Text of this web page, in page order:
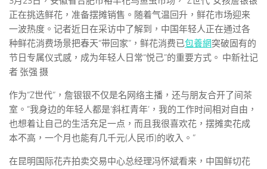
正在挑选鲜花，准备摆摊销售。随着气温回升，鲜花市场迎来
一波热度。记者近日在采访中了解到，中国年轻人正在通过各
种鲜花消费场景把春天“带回家”，鲜花消费已包養網突破固有的
节日专属仪式感，成为年轻人日常“悦己”的重要方式。 中新社记
者 张强 摄
作为“Z世代”，詹银银不仅是名网络主播，还与朋友合开了间茶
室。“我身边的年轻人都是‘斜杠青年’，我的工作时间相对自由，
也想着让自己的生活充足一点，而且我很喜欢花，摆摊卖花成
本不高，一个月也能有几千元(人民币)的收入。”
在昆明国际花卉拍卖交易中心总经理冯怀斌看来，中国鲜切花